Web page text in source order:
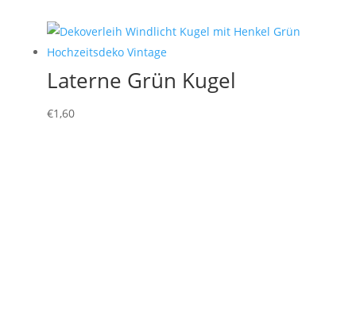
Laterne Grün Kugel
€1,60